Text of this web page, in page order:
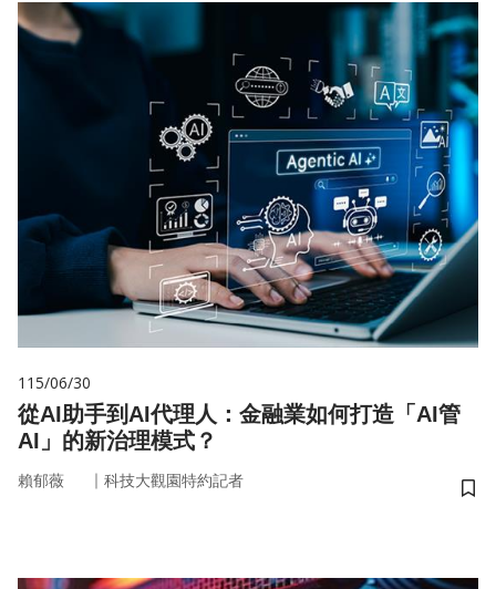
115/06/30
從AI助手到AI代理人：金融業如何打造「AI管
AI」的新治理模式？
賴郁薇 ｜ 科技大觀園特約記者
儲